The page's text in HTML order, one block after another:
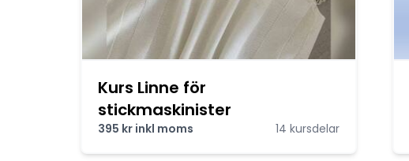
Kurs Linne för
stickmaskinister
395 kr inkl moms 14 kursdelar